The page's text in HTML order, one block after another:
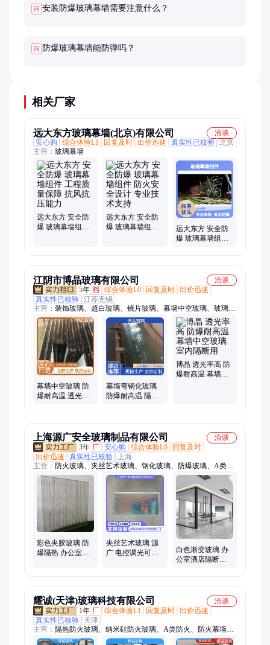
问 安装防爆玻璃幕墙需要注意什么？
问 防爆玻璃幕墙能防弹吗？
相关厂家
远大东方玻璃幕墙(北京)有限公司
洽谈
安心购
综合体验L1 回复及时 出价迅速 真实性已核验 北京
主营： 玻璃幕墙
远大东方 安全防
爆 玻璃幕墙组件
远大东方 安全防
爆 玻璃幕墙组件
远大东方 安全防
爆 玻璃幕墙组件
江阴市博晶玻璃有限公司
洽谈
5年 档 综合体验L0 回复及时 出价迅速
真实性已核验 江苏无锡
主营： 装饰玻璃、超白玻璃、镜片玻璃、幕墙中空玻璃、玻璃面
板、夹胶建筑玻璃
幕墙中空玻璃 防
爆耐高温 透光率
幕墙弯钢化玻璃
防爆耐高温 隔热
博晶 透光率高 防
爆耐高温 幕墙中
上海源广安全玻璃制品有限公司
洽谈
3年 厂 安心购 综合体验L0
回复及时
出价迅速
真实性已核验
上海
主营： 防火玻璃、夹丝艺术玻璃、钢化玻璃、防爆玻璃、A类隔
热防火玻璃、调光雾化玻璃、超大超白玻璃、夹胶玻璃、电加热
玻璃、中空玻璃、超白车刻玻璃
彩色夹胶玻璃 防
爆隔热 办公室隔
夹丝艺术玻璃 源
广 电控调光可定
白色渐变玻璃 办
公室酒店隔断专
耀诚(天津)玻璃科技有限公司
洽谈
1年 厂 综合体验L1 回复及时 出价迅速
真实性已核验
天津
主营： 隔热防火玻璃、纳米硅防火玻璃、A类防火、防火幕墙、
防火玻璃、防火隔断、医院用防火隔断、C类防火、非隔热防